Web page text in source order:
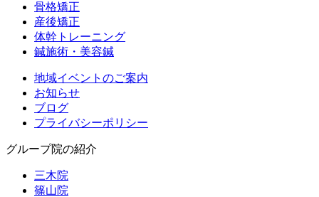
骨格矯正
産後矯正
体幹トレーニング
鍼施術・美容鍼
地域イベントのご案内
お知らせ
ブログ
プライバシーポリシー
グループ院の紹介
三木院
篠山院